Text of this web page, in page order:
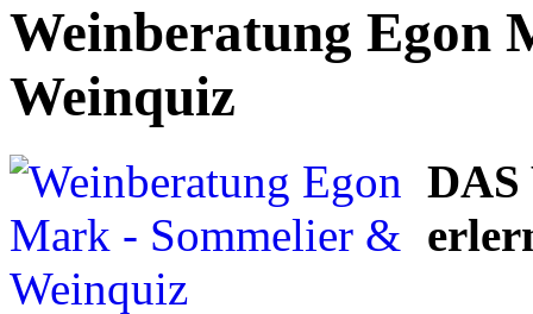
Weinberatung Egon
Weinquiz